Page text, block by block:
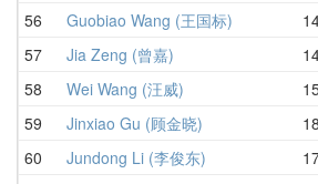
56
Guobiao Wang (王国标)
57
Jia Zeng (曾嘉)
58
Wei Wang (汪威)
59
Jinxiao Gu (顾金晓)
60
Jundong Li (李俊东)